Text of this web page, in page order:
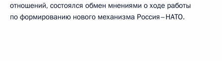
отношений, состоялся обмен мнениями о ходе работы
по формированию нового механизма Россия–НАТО.